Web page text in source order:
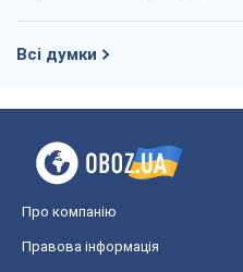
Всі думки
Про компанію
Правова інформація